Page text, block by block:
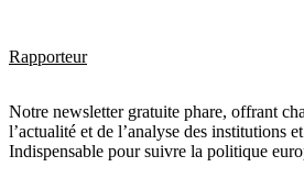
Rapporteur
Notre newsletter gratuite phare, offrant
l’actualité et de l’analyse des institutions
Indispensable pour suivre la politique